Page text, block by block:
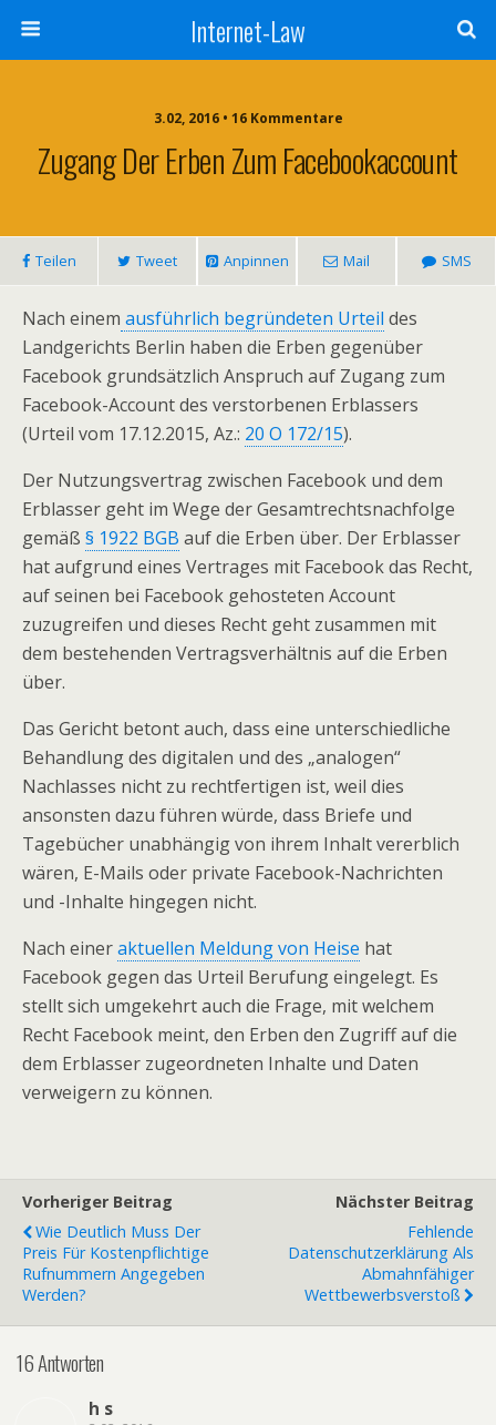
Internet-Law
3.02, 2016 • 16 Kommentare
Zugang Der Erben Zum Facebookaccount
Teilen Tweet Anpinnen Mail SMS
Nach einem ausführlich begründeten Urteil des
Landgerichts Berlin haben die Erben gegenüber
Facebook grundsätzlich Anspruch auf Zugang zum
Facebook-Account des verstorbenen Erblassers
(Urteil vom 17.12.2015, Az.: 20 O 172/15).
Der Nutzungsvertrag zwischen Facebook und dem
Erblasser geht im Wege der Gesamtrechtsnachfolge
gemäß § 1922 BGB auf die Erben über. Der Erblasser
hat aufgrund eines Vertrages mit Facebook das Recht,
auf seinen bei Facebook gehosteten Account
zuzugreifen und dieses Recht geht zusammen mit
dem bestehenden Vertragsverhältnis auf die Erben
über.
Das Gericht betont auch, dass eine unterschiedliche
Behandlung des digitalen und des „analogen“
Nachlasses nicht zu rechtfertigen ist, weil dies
ansonsten dazu führen würde, dass Briefe und
Tagebücher unabhängig von ihrem Inhalt vererblich
wären, E-Mails oder private Facebook-Nachrichten
und -Inhalte hingegen nicht.
Nach eineraktuellen Meldung von Heise hat
Facebook gegen das Urteil Berufung eingelegt. Es
stellt sich umgekehrt auch die Frage, mit welchem
Recht Facebook meint, den Erben den Zugriff auf die
dem Erblasser zugeordneten Inhalte und Daten
verweigern zu können.
Vorheriger Beitrag
Wie Deutlich Muss Der
Preis Für Kostenpflichtige
Rufnummern Angegeben
Werden?
Nächster Beitrag
Fehlende
Datenschutzerklärung Als
Abmahnfähiger
Wettbewerbsverstoß
16 Antworten
h s